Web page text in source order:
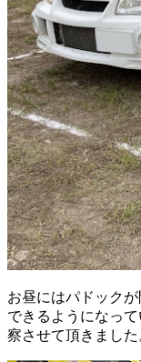
お昼にはパドック
できるようになっ
察させて頂きました